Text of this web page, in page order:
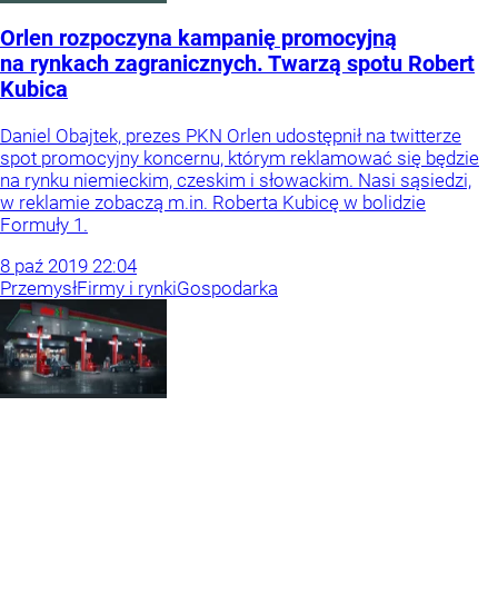
Orlen rozpoczyna kampanię promocyjną
na rynkach zagranicznych. Twarzą spotu Robert
Kubica
Daniel Obajtek, prezes PKN Orlen udostępnił na twitterze
spot promocyjny koncernu, którym reklamować się będzie
na rynku niemieckim, czeskim i słowackim. Nasi sąsiedzi,
w reklamie zobaczą m.in. Roberta Kubicę w bolidzie
Formuły 1.
8 paź 2019 22:04
PrzemysłFirmy i rynkiGospodarka